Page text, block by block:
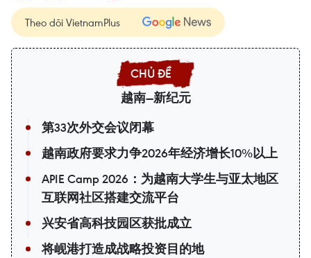
Theo dõi VietnamPlus
越南—新纪元
第33次外交会议闭幕
越南政府要求力争2026年经济增长10%以上
APIE Camp 2026：为越南大学生与亚太地区
互联网社区搭建交流平台
兴安省高科技园区获批成立
将岘港打造成战略投资目的地